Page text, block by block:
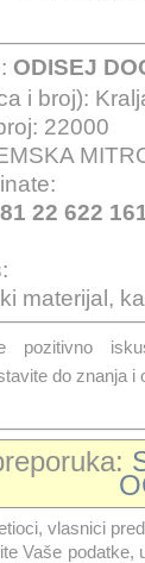
ODISEJ
i broj):
22000
22 622
materijal,
pozitivno
do znanja i
vlasnici
Vaše podatke,